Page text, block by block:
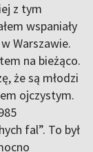
z tym
wspaniały
Warszawie.
na bieżąco.
że są młodzi
ojczystym.
fal”. To był